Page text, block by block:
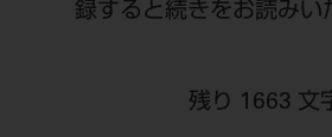
録すると続きをお読みい
残り 1663 文